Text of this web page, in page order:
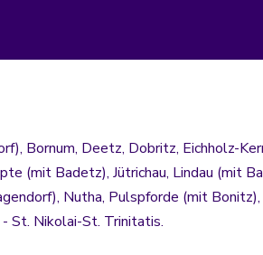
Bornum, Deetz, Dobritz, Eichholz-
(mit Badetz), Jütrichau, Lindau (mit
Nutha, Pulspforde (mit Bonitz),
St. Nikolai-St. Trinitatis.